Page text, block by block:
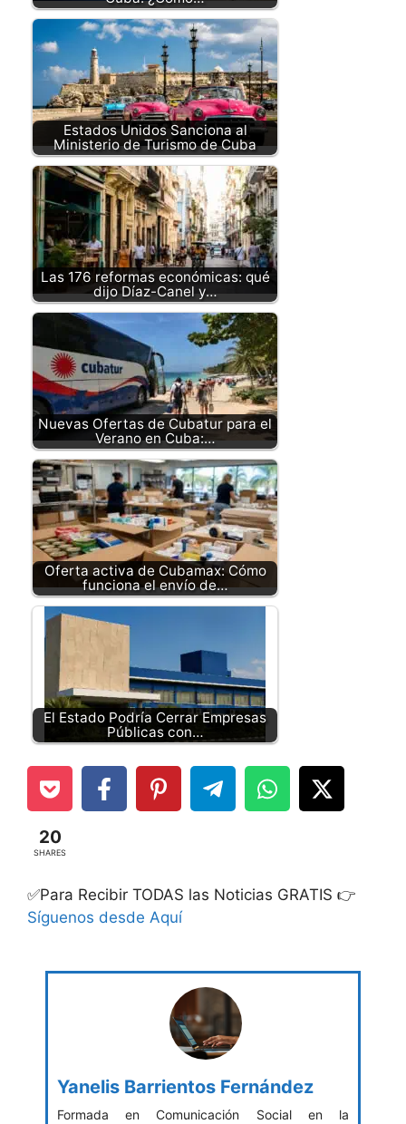
Estados Unidos Sanciona al
Ministerio de Turismo de Cuba
Las 176 reformas económicas: qué
dijo Díaz-Canel y…
Nuevas Ofertas de Cubatur para el
Verano en Cuba:…
Oferta activa de Cubamax: Cómo
funciona el envío de…
El Estado Podría Cerrar Empresas
Públicas con…
20
SHARES
✅Para Recibir TODAS las Noticias GRATIS 👉
Síguenos desde Aquí
Yanelis Barrientos Fernández
Formada en Comunicación Social en la